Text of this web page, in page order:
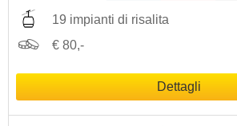
19 impianti di risalita
€ 80,-
Dettagli